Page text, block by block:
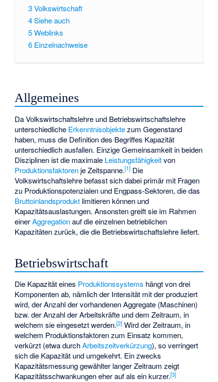
3Volkswirtschaft
4Siehe auch
5Weblinks
6 Einzelnachweise
Allgemeines
Da Volkswirtschaftslehre und Betriebswirtschaftslehre
unterschiedliche Erkenntnisobjektezum Gegenstand
haben, muss die Definition des Begriffes Kapazität
unterschiedlich ausfallen. Einzige Gemeinsamkeit in beiden
Disziplinen ist die maximale Leistungsfähigkeitvon
Produktionsfaktoren je Zeitspanne.[1] Die
Volkswirtschaftslehre befasst sich dabei primär mit Fragen
zu Produktionspotenzialen und Engpass-Sektoren, die das
Bruttoinlandsprodukt limitieren können und
Kapazitätsauslastungen. Ansonsten greift sie im Rahmen
einerAggregationauf die einzelnen betrieblichen
Kapazitäten zurück, die die Betriebswirtschaftslehre liefert.
Betriebswirtschaft
Die Kapazität eines Produktionssystems hängt von drei
Komponenten ab, nämlich der Intensität mit der produziert
wird, der Anzahl der vorhandenen Aggregate (Maschinen)
bzw. der Anzahl der Arbeitskräfte und dem Zeitraum, in
welchem sie eingesetzt werden.[2] Wird der Zeitraum, in
welchem Produktionsfaktoren zum Einsatz kommen,
verkürzt (etwa durchArbeitszeitverkürzung), so verringert
sich die Kapazität und umgekehrt. Ein zwecks
Kapazitätsmessung gewählter langer Zeitraum zeigt
Kapazitätsschwankungen eher auf als ein kurzer.[3]